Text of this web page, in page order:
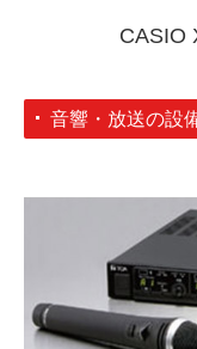
CASIO
音響・放送の設